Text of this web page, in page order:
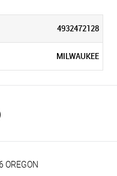
4932472128
MILWAUKEE